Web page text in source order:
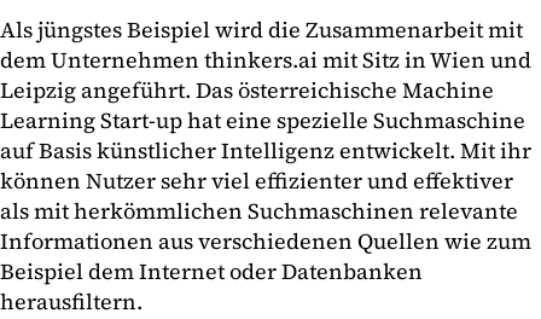
Als jüngstes Beispiel wird die Zusammenarbeit mit
dem Unternehmen thinkers.ai mit Sitz in Wien und
Leipzig angeführt. Das österreichische Machine
Learning Start-up hat eine spezielle Suchmaschine
auf Basis künstlicher Intelligenz entwickelt. Mit ihr
können Nutzer sehr viel effizienter und effektiver
als mit herkömmlichen Suchmaschinen relevante
Informationen aus verschiedenen Quellen wie zum
Beispiel dem Internet oder Datenbanken
herausfiltern.